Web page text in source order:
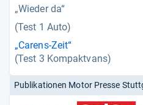
„Wieder da“
(Test 1 Auto)
„Carens-Zeit“
(Test 3 Kompaktvans)
Publikationen Motor Presse